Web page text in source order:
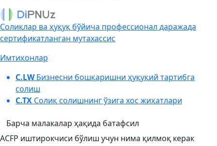
Солиқлар ва ҳуқуқ бўйича профессионал даражада
сертификатланган мутахассис
Имтиҳонлар
C.LWБизнесни бошқаришни ҳуқуқий тартибга
солиш
C.TX Солиқ солишнинг ўзига хос жиҳатлари
Барча малакалар ҳақида батафсил
ACFP иштирокчиси бўлиш учун нима қилмоқ керак